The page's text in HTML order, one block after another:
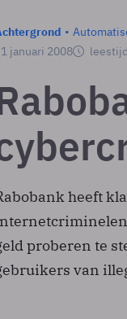
januari 2008
heeft
proberen te
van